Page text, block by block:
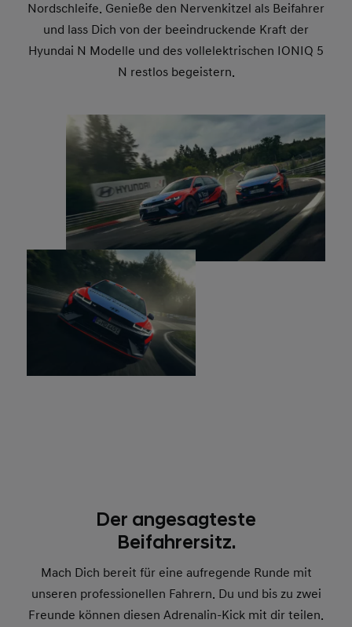
Nordschleife. Genieße den Nervenkitzel als Beifahrer
und lass Dich von der beeindruckende Kraft der
Hyundai N Modelle und des vollelektrischen IONIQ 5
N restlos begeistern.
Der angesagteste
Beifahrersitz.
Mach Dich bereit für eine aufregende Runde mit
unseren professionellen Fahrern. Du und bis zu zwei
Freunde können diesen Adrenalin-Kick mit dir teilen.